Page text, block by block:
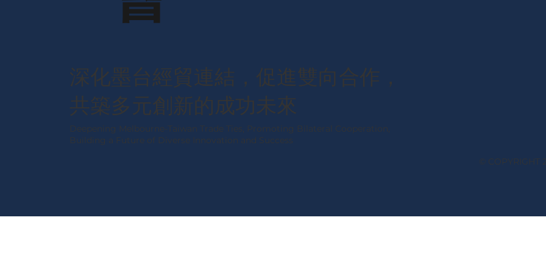
深化墨台經貿連結，促進雙向合作，
共築多元創新的成功未來
Deepening Melbourne-Taiwan Trade Ties, Promoting Bilateral Cooperation,
Building a Future of Diverse Innovation and Success
© COPYRIGHT